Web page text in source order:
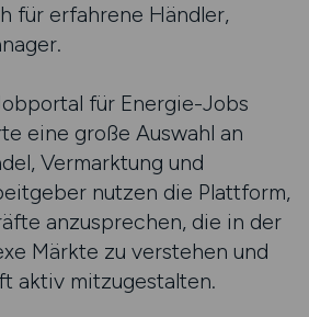
für erfahrene Händler,
für Energie-Jobs
eine große Auswahl an
Vermarktung und
nutzen die Plattform,
anzusprechen, die in der
Märkte zu verstehen und
aktiv mitzugestalten.